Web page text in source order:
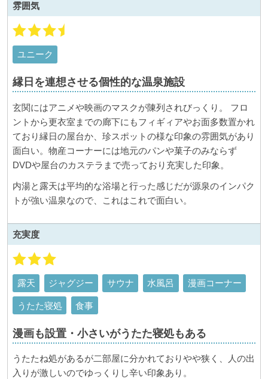
雰囲気
ユニーク
縁日を連想させる個性的な温泉施設
玄関にはアニメや映画のマスクが陳列されびっくり。 フロ
ントから更衣室までの廊下にもフィギィアやお面多数置かれ
ており縁日の屋台か、珍スポットの様な印象の雰囲気があり
面白い。物産コーナーには地元のパンや菓子のみならず
DVDや屋台のカステラまで売っており充実した印象。
内湯と露天は平均的な浴場と行った感じだが源泉のインパク
トが強い温泉なので、これはこれで面白い。
充実度
露天 ジャグジー サウナ 水風呂 漫画コーナー
うたた寝処 食事
漫画も設置・小さいがうたた寝処もある
うたたね処があるが二部屋に分かれておりやや狭く、人の出
入りが激しいのでゆっくりし辛い印象あり。